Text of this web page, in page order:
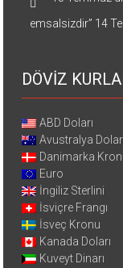
emsalsizdir” 14
DÖVİZ
ABD Doları
Avustralya
Danimarka
Euro
İngiliz Sterlini
İsviçre Frangı
İsveç Kronu
Kanada Doları
Kuveyt Dinarı